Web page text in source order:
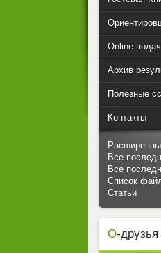
Online-
Архив
Полезные
Контакты
Все
Все
Список
Статьи
О-друзья